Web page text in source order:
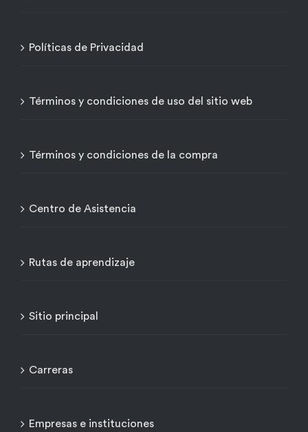
Políticas de Privacidad
Términos y condiciones de uso del sitio web
Términos y condiciones de la compra
Centro de Asistencia
Rutas de aprendizaje
Sitio principal
Carreras
Empresas e instituciones